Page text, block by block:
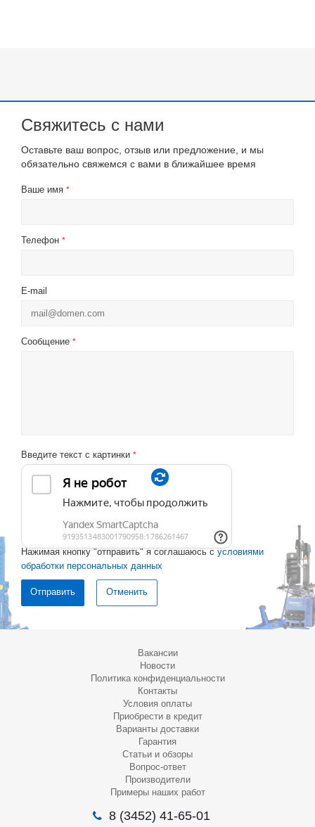
Свяжитесь с нами
Оставьте ваш вопрос, отзыв или предложение, и мы
обязательно свяжемся с вами в ближайшее время
Ваше имя *
Телефон *
E-mail
Сообщение *
Введите текст с картинки *
Нажимая кнопку "отправить" я соглашаюсь с условиями
обработки персональных данных
Отменить
Вакансии
Новости
Политика конфиденциальности
Контакты
Условия оплаты
Приобрести в кредит
Варианты доставки
Гарантия
Статьи и обзоры
Вопрос-ответ
Производители
Примеры наших работ
8 (3452) 41-65-01